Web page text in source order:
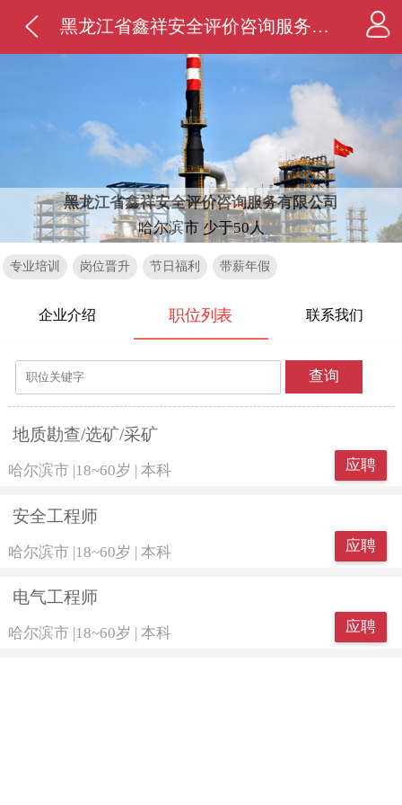
黑龙江省鑫祥安全评价咨询服务有限公司
黑龙江省鑫祥安全评价咨询服务有限公司
哈尔滨市 少于50人
专业培训 岗位晋升 节日福利 带薪年假
企业介绍 职位列表 联系我们
查询
地质勘查/选矿/采矿
哈尔滨市 18~60岁 本科 应聘
安全工程师
哈尔滨市 |18~60岁 | 本科 应聘
电气工程师
哈尔滨市 18~60岁 本科 应聘